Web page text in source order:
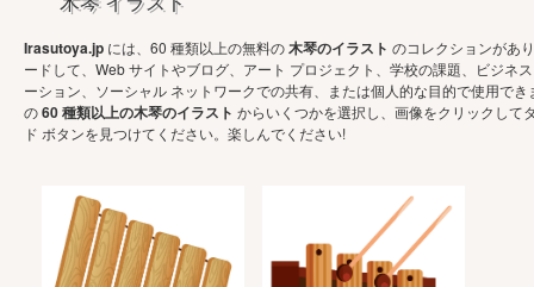
Irasutoya.jp には、60 種類以上の無料の木琴のイラスト のコレクションがあ
ードして、Web サイトやブログ、アート プロジェクト、学校の課題、ビジネ
ーション、ソーシャル ネットワークでの共有、または個人的な目的で使用でき
の60 種類以上の木琴のイラスト からいくつかを選択し、画像をクリックして
ド ボタンを見つけてください。楽しんでください!